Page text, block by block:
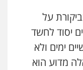
וחקירות
על
יסוד לחשד
ימים ולא
מדוע הוא